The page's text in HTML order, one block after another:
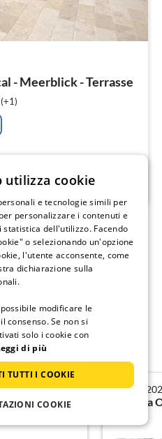
- Meerblick - Terrasse
3 4 5
dei nostri
a Saint-Tropez
lothar k. da Niederhausen an der Appel
5.0 Giugno
utilizza cookie
e tecnologie simili per
personalizzare i contenuti e
dell'utilizzo. Facendo
o selezionando un'opzione
l'utente acconsente, come
dichiarazione sulla
modificare le
consenso. Se non si
solo i cookie con
di più
TUTTI I COOKIE
COOKIE